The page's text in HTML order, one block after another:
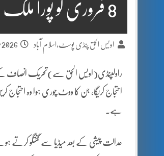
8 فروری کو پورا ملک بند ہوگا،پورا ملک احتجاج کریگا۔علیمہ خان
اویس الحق پنڈی پوسٹ،اسلام آباد
راولپنڈی(اویس الحق سے)تحریک انصاف کے
احتجاج کریگا، جن کا ووٹ چوری ہوا وہ
ہے۔
عدالت پیشی کے بعد میڈیا سے گفتگو کرتے ہوئے